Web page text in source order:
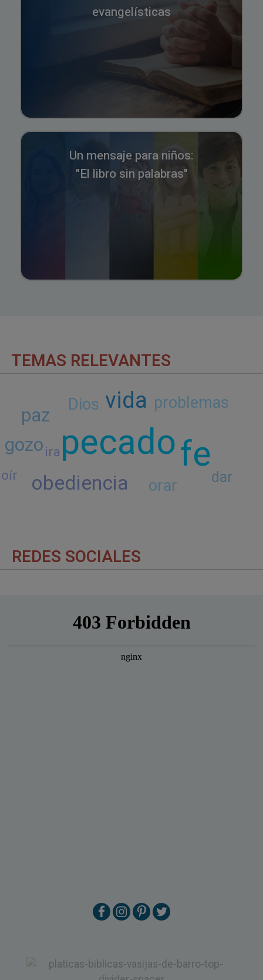
evangelísticas
Un mensaje para niños:
"El libro sin palabras"
TEMAS RELEVANTES
pecadofe
vida
obediencia
paz
gozo
problemas
orar
Dios
dar
ira
oír
REDES SOCIALES